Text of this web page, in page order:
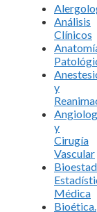
Análisis
Clínicos
y
y
Cirugía
Vascular
Médica
Bioética.